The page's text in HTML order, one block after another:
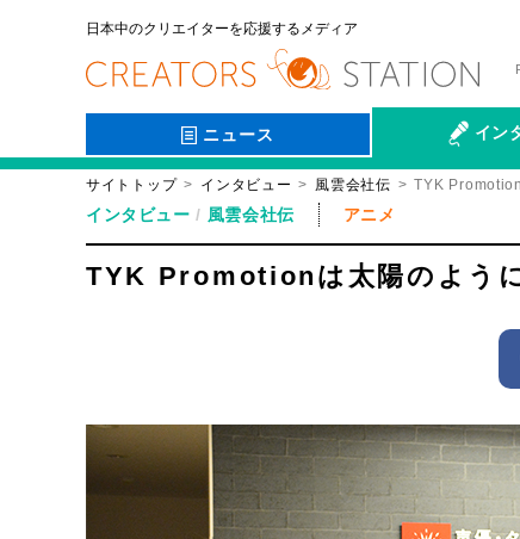
日本中のクリエイターを応援するメディア
ニュース イン
会社伝
サイトトップ インタビュー 風雲会社伝 TYK
インタビュー 風雲会社伝 アニメ
TYK Promotionは太陽のよう